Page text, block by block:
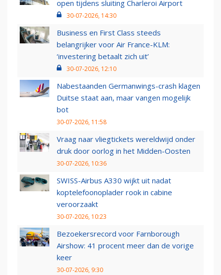
open tijdens sluiting Charleroi Airport
30-07-2026, 14:30
Business en First Class steeds
belangrijker voor Air France-KLM:
‘investering betaalt zich uit’
30-07-2026, 12:10
Nabestaanden Germanwings-crash klagen
Duitse staat aan, maar vangen mogelijk
bot
30-07-2026, 11:58
Vraag naar vliegtickets wereldwijd onder
druk door oorlog in het Midden-Oosten
30-07-2026, 10:36
SWISS-Airbus A330 wijkt uit nadat
koptelefoonoplader rook in cabine
veroorzaakt
30-07-2026, 10:23
Bezoekersrecord voor Farnborough
Airshow: 41 procent meer dan de vorige
keer
30-07-2026, 9:30